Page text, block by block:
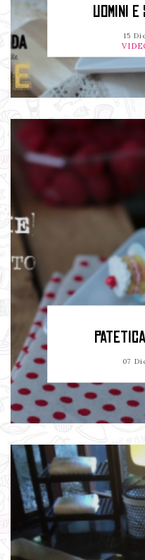
UOMINI E
15
07